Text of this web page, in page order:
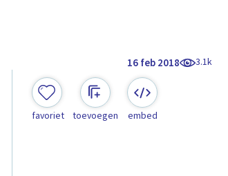
16 feb 2018 3.1k
favoriet toevoegen embed